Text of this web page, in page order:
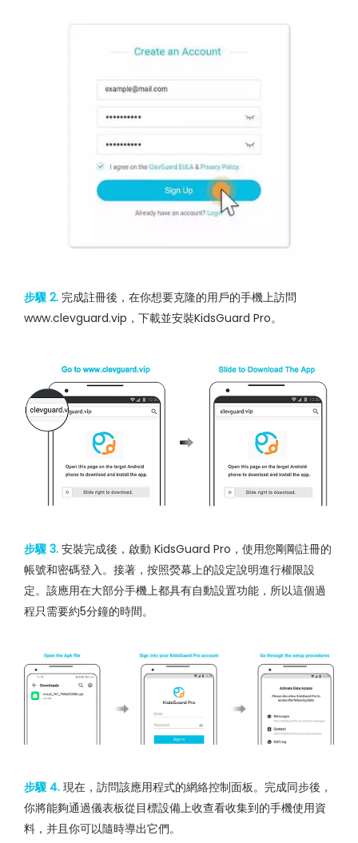
步驟 2. 完成註冊後，在你想要克隆的用戶的手機上訪問
www.clevguard.vip，下載並安裝KidsGuard Pro。
步驟 3. 安裝完成後，啟動 KidsGuard Pro，使用您剛剛註冊的
帳號和密碼登入。接著，按照熒幕上的設定說明進行權限設
定。該應用在大部分手機上都具有自動設置功能，所以這個過
程只需要約5分鐘的時間。
步驟 4. 現在，訪問該應用程式的網絡控制面板。完成同步後，
你將能夠通過儀表板從目標設備上收查看收集到的手機使用資
料，并且你可以隨時導出它們。